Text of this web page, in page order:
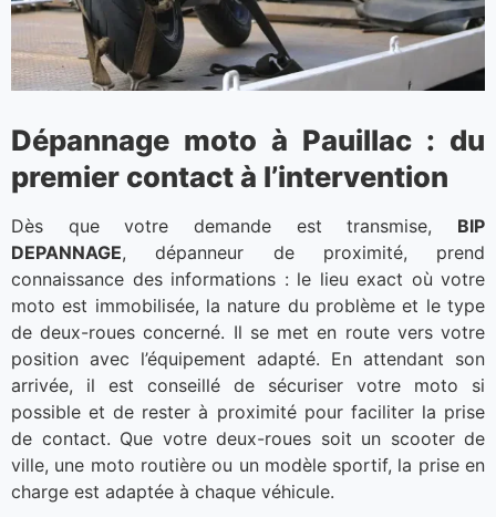
Dépannage moto à Pauillac : du
premier contact à l’intervention
Dès que votre demande est transmise, BIP
DEPANNAGE, dépanneur de proximité, prend
connaissance des informations : le lieu exact où votre
moto est immobilisée, la nature du problème et le type
de deux-roues concerné. Il se met en route vers votre
position avec l’équipement adapté. En attendant son
arrivée, il est conseillé de sécuriser votre moto si
possible et de rester à proximité pour faciliter la prise
de contact. Que votre deux-roues soit un scooter de
ville, une moto routière ou un modèle sportif, la prise en
charge est adaptée à chaque véhicule.